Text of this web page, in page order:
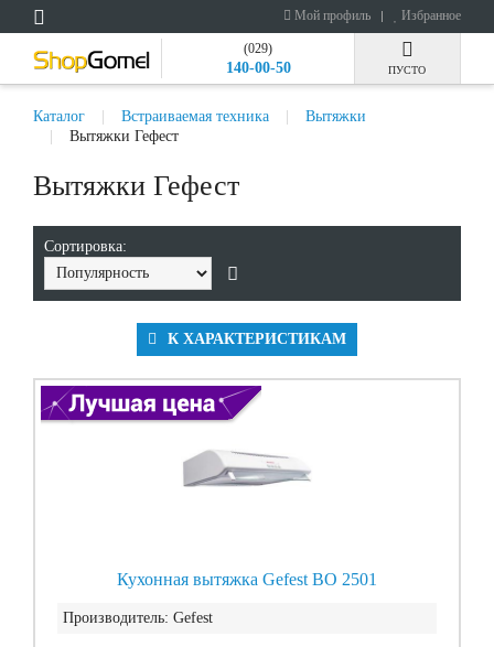
Мой профиль Избранное
(029)
140-00-50 ПУСТО
Каталог Встраиваемая техника
Вытяжки
Вытяжки Гефест
Вытяжки Гефест
Сортировка:
К ХАРАКТЕРИСТИКАМ
Кухонная вытяжка Gefest ВО 2501
Производитель: Gefest